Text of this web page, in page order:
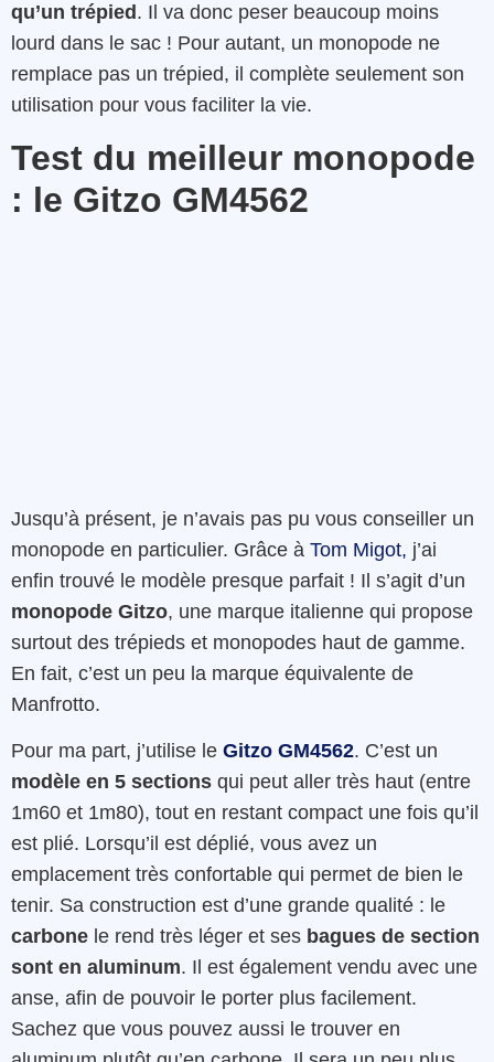
qu’un trépied . Il va donc peser beaucoup moins
lourd dans le sac ! Pour autant, un monopode ne
remplace pas un trépied, il complète seulement son
utilisation pour vous faciliter la vie.
Test du meilleur monopode
: le Gitzo GM4562
Jusqu’à présent, je n’avais pas pu vous conseiller un
monopode en particulier. Grâce à Tom Migot, j’ai
enfin trouvé le modèle presque parfait ! Il s’agit d’un
monopode Gitzo, une marque italienne qui propose
surtout des trépieds et monopodes haut de gamme.
En fait, c’est un peu la marque équivalente de
Manfrotto.
Pour ma part, j’utilise le Gitzo GM4562. C’est un
modèle en 5 sections qui peut aller très haut (entre
1m60 et 1m80), tout en restant compact une fois qu’il
est plié. Lorsqu’il est déplié, vous avez un
emplacement très confortable qui permet de bien le
tenir. Sa construction est d’une grande qualité : le
carbone le rend très léger et ses bagues de section
sont en aluminum. Il est également vendu avec une
anse, afin de pouvoir le porter plus facilement.
Sachez que vous pouvez aussi le trouver en